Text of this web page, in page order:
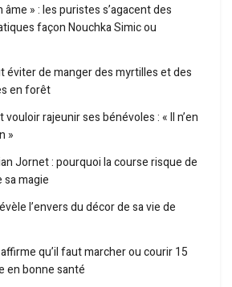
âme » : les puristes s’agacent des
façon Nouchka Simic ou
éviter de manger des myrtilles et des
en forêt
vouloir rajeunir ses bénévoles : « Il n’en
»
Jornet : pourquoi la course risque de
magie
l’envers du décor de sa vie de
qu’il faut marcher ou courir 15
en bonne santé